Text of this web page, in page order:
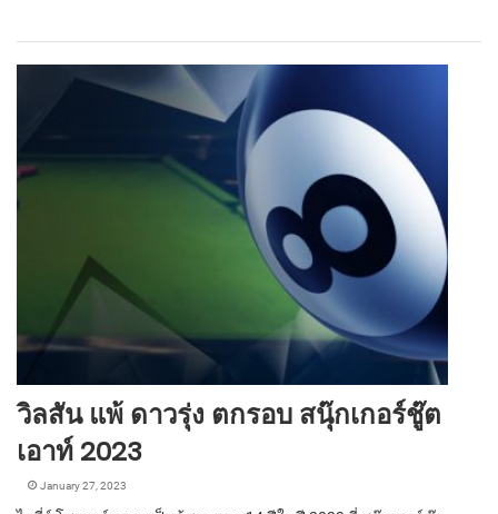
วิลสัน แพ้ ดาวรุ่ง ตกรอบ สนุ๊กเกอร์ชู๊ต
เอาท์ 2023
January 27, 2023